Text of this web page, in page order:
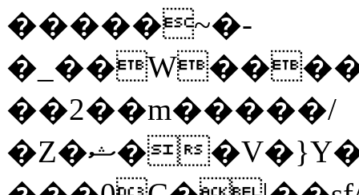
�����~�-
��2��m�����/
�Z�ޝ��V�}Y�I�ծ�O�����S��]z��w��7�޷�����h���u��7w.ϻ���8X��ͮ�����W�dm�Jߜ��q/>?